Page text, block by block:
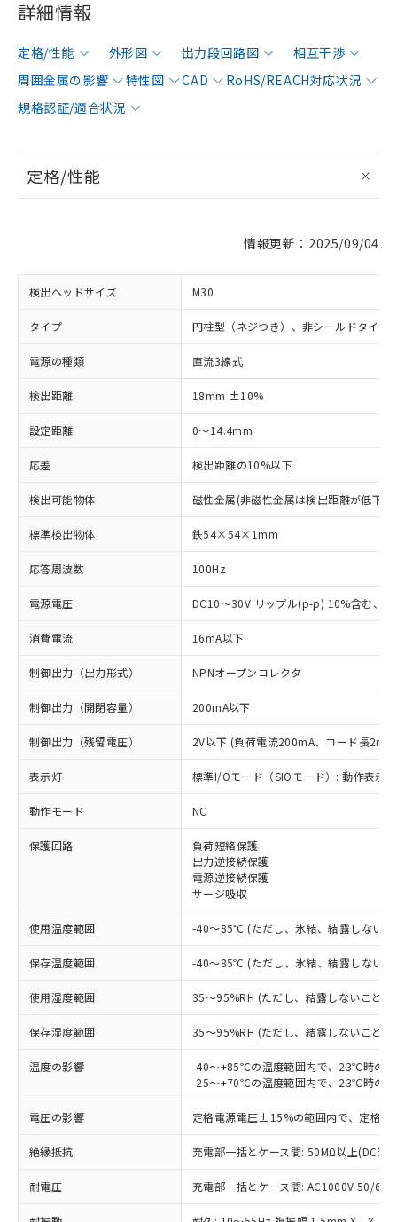
詳細情報
定格/性能 外形図 出力段回路図
相互干渉
周囲金属の影響
特性図 CAD
RoHS/REACH対応状況
規格認証/適合状況
定格/性能
情報更新：2025/09/04
検出ヘッドサイズ M30
タイプ 円柱型（ネジつき）、非シールドタイプ
電源の種類 直流3線式
検出距離 18mm ±10%
設定距離 0～14.4mm
応差 検出距離の10%以下
検出可能物体 磁性金属(非磁性金属は検出距離が低下し
標準検出物体 鉄54×54×1mm
応答周波数 100Hz
電源電圧 DC10～30V リップル(p-p) 10%含む、
消費電流 16mA以下
制御出力（出力形式） NPNオープンコレクタ
制御出力（開閉容量） 200mA以下
制御出力（残留電圧） 2V以下 (負荷電流200mA、コード長2m
表示灯 標準I/Oモード（SIOモード）: 動作表示
動作モード NC
保護回路
負荷短絡保護
出力逆接続保護
電源逆接続保護
サージ吸収
使用温度範囲 -40～85℃ (ただし、氷結、結露しないこ
保存温度範囲 -40～85℃ (ただし、氷結、結露しないこ
使用湿度範囲 35～95%RH (ただし、結露しないこと)
保存湿度範囲 35～95%RH (ただし、結露しないこと)
温度の影響
-40～+85℃の温度範囲内で、23℃時の
-25～+70℃の温度範囲内で、23℃時の
電圧の影響 定格電源電圧±15%の範囲内で、定格
絶縁抵抗 充電部一括とケース間: 50MΩ以上
耐電圧 充電部一括とケース間: AC1000V 50/
ご利用条件
以下の条件をお読みいただき、同意のうえ
ご利用ください。
本サービスは、当社制御機器事業取扱
商品の当社在庫状況および標準価格
(税抜)を提供させていただくもので
当社制御機器事業取扱商品の中には、
本サービスの対象外となる商品もある
在庫状況および標準価格照会結果は、
記載している更新日時点での社内デー
※1 対応状況
対応済み：EU RoHS指令（10物質）の
非含有に対応した製品が提供可能な商品で
す。
対応予定：EU RoHS指令（10物質）の非含
有に対応した製品に切り替える予定のある
対応予定なし：EU RoHS指令（10物質）の
非含有に非対応の商品で、対応品を出す予
定はありません。
非含有の対応状況を調査中または確認中の
非該当品：ライセンス料など無形物で、有
害物質有無と関係のない商品です。
仕入先様の事情により、非含有部品として
いたものが、含有品と判明した場合などや
むを得ず変更することがあります。
※1 中国RoHS○×表
「○」：最大均質材料含有率が中国RoHSの
基準値以下であることを示します。
「×」：最大均質材料含有率が中国RoHSの
基準値を超えていることを示します。
「－」：未確認です。当社販売部門へお問
い合わせください。
当社は、これら貴社製品のうち、外国
為替および外国貿易法に定める商品
（以下｢規制貨物等」という）を輸出